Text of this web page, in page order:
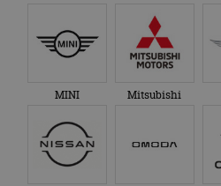
MINI Mitsubishi